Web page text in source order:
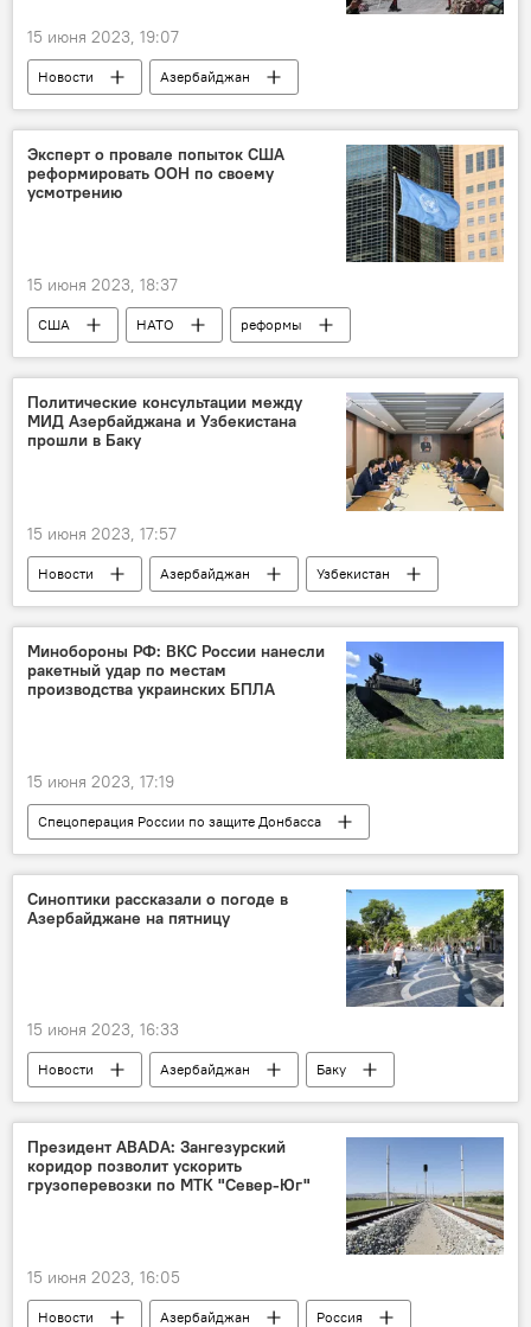
15 июня 2023, 19:07
Новости
Азербайджан
Омбудсмен Азербайджана
омбудсмен АР Сабина Алиева
армянская провокация
Эксперт о провале попыток США
реформировать ООН по своему
усмотрению
15 июня 2023, 18:37
США НАТО
реформы
Совбез ООН
Джо Байден
Политические консультации между
МИД Азербайджана и Узбекистана
прошли в Баку
15 июня 2023, 17:57
Новости Азербайджан
Узбекистан
МИД АР
Халаф Халафов
политические консультации
Минобороны РФ: ВКС России нанесли
ракетный удар по местам
производства украинских БПЛА
15 июня 2023, 17:19
Спецоперация России по защите Донбасса
Россия
Украина
Спецоперация
Синоптики рассказали о погоде в
Азербайджане на пятницу
15 июня 2023, 16:33
Новости Азербайджан
Баку
Абшерон
Прогноз погоды
Президент ABADA: Зангезурский
коридор позволит ускорить
грузоперевозки по МТК "Север-Юг"
15 июня 2023, 16:05
Новости Азербайджан
Россия